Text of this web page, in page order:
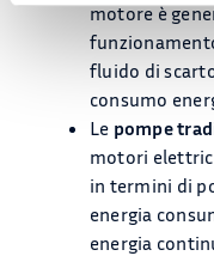
motore è
fluido di
consumo
Le pompe
motori
in termini di
energia
energia